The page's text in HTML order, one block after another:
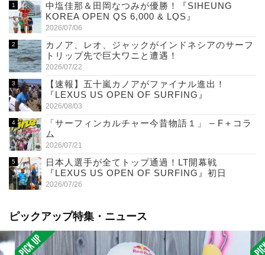
中塩佳那＆田岡なつみが優勝！『SIHEUNG
KOREA OPEN QS 6,000 & LQS』
2026/07/06
カノア、レオ、ジャックがインドネシアのサーフ
トリップ先で巨大ワニと遭遇！
2026/07/22
【速報】五十嵐カノアがファイナル進出！
『LEXUS US OPEN OF SURFING』
2026/08/03
「サーフィンカルチャー今昔物語１」 – F＋コラ
ム
2026/07/21
日本人選手が全てトップ通過！LT開幕戦
『LEXUS US OPEN OF SURFING』初日
2026/07/26
ピックアップ特集・ニュース